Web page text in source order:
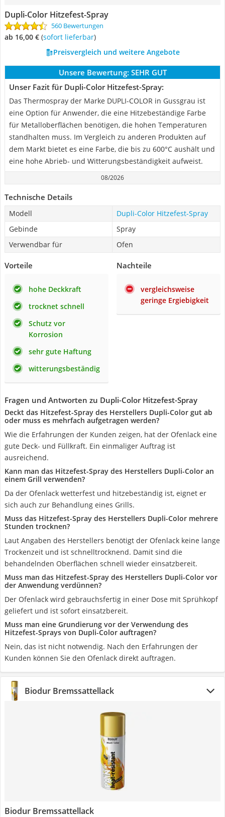
Dupli-Color Hitzefest-Spray
560 Bewertungen
ab 16,00 € ( Sofort lieferbar)
Preisvergleich und weitere Angebote
Unsere Bewertung: SEHR GUT
Unser Fazit für Dupli-Color Hitzefest-Spray:
Das Thermospray der Marke DUPLI-COLOR in Gussgrau ist
eine Option für Anwender, die eine Hitzebeständige Farbe
für Metalloberflächen benötigen, die hohen Temperaturen
standhalten muss. Im Vergleich zu anderen Produkten auf
dem Markt bietet es eine Farbe, die bis zu 600°C aushält und
eine hohe Abrieb- und Witterungsbeständigkeit aufweist.
08/2026
Technische Details
Modell
Dupli-Color Hitzefest-Spray
Gebinde
Spray
Verwendbar für
Ofen
Vorteile
hohe Deckkraft
trocknet schnell
Schutz vor
Korrosion
sehr gute Haftung
witterungsbeständig
Nachteile
vergleichsweise
geringe Ergiebigkeit
Fragen und Antworten zu Dupli-Color Hitzefest-Spray
Deckt das Hitzefest-Spray des Herstellers Dupli-Color gut ab
oder muss es mehrfach aufgetragen werden?
Wie die Erfahrungen der Kunden zeigen, hat der Ofenlack eine
gute Deck- und Füllkraft. Ein einmaliger Auftrag ist
ausreichend.
Kann man das Hitzefest-Spray des Herstellers Dupli-Color an
einem Grill verwenden?
Da der Ofenlack wetterfest und hitzebeständig ist, eignet er
sich auch zur Behandlung eines Grills.
Muss das Hitzefest-Spray des Herstellers Dupli-Color mehrere
Stunden trocknen?
Laut Angaben des Herstellers benötigt der Ofenlack keine lange
Trockenzeit und ist schnelltrocknend. Damit sind die
behandelnden Oberflächen schnell wieder einsatzbereit.
Muss man das Hitzefest-Spray des Herstellers Dupli-Color vor
der Anwendung verdünnen?
Der Ofenlack wird gebrauchsfertig in einer Dose mit Sprühkopf
geliefert und ist sofort einsatzbereit.
Muss man eine Grundierung vor der Verwendung des
Hitzefest-Sprays von Dupli-Color auftragen?
Nein, das ist nicht notwendig. Nach den Erfahrungen der
Kunden können Sie den Ofenlack direkt auftragen.
Biodur Bremssattellack
Biodur Bremssattellack